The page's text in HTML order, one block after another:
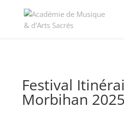
Festival
Morbihan 2025